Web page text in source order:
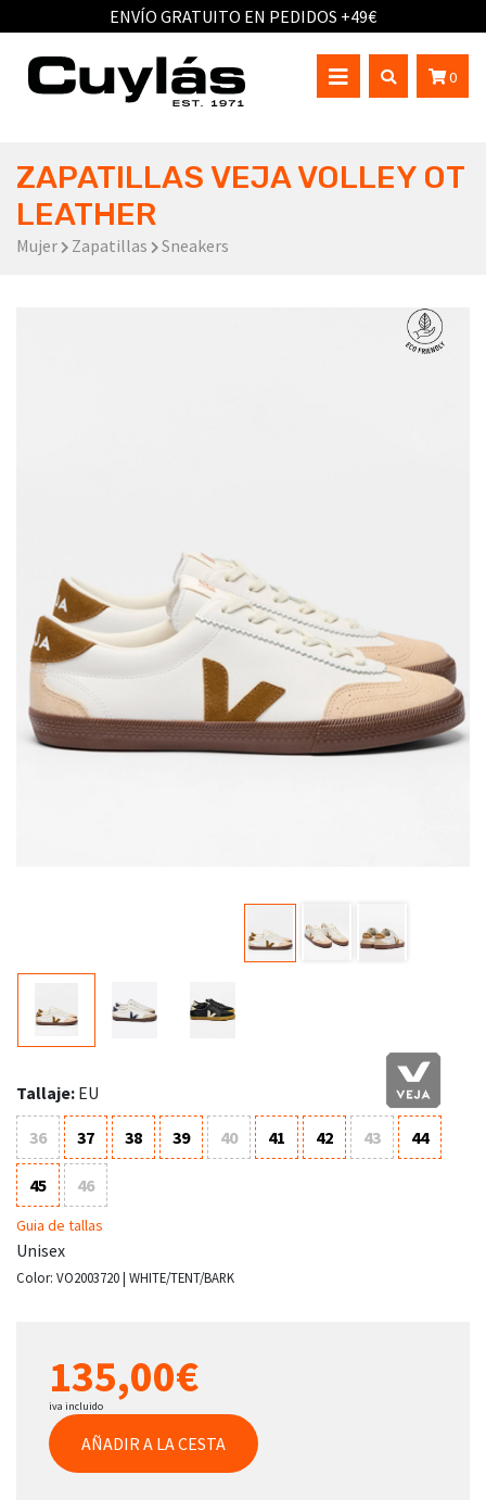
ENVÍO GRATUITO EN PEDIDOS +49€
0
ZAPATILLAS VEJA VOLLEY OT
LEATHER
Mujer Zapatillas Sneakers
Tallaje: EU
36 37 38 39 40 41 42 43 44
45 46
Guia de tallas
Unisex
Color: VO2003720 | WHITE/TENT/BARK
135,00€
iva incluido
AÑADIR A LA CESTA